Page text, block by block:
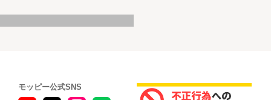
モッピー公式SNS